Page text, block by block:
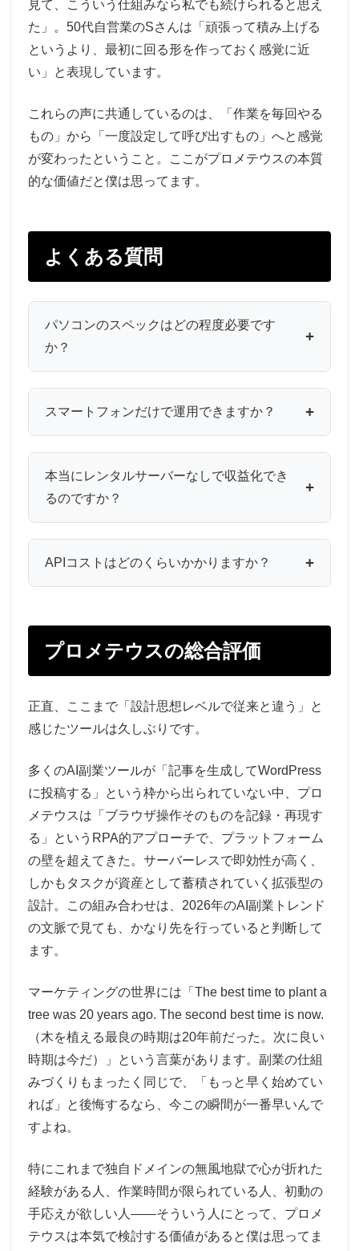
見て、こういう仕組みなら私でも続けられると思え
た」。50代自営業のSさんは「頑張って積み上げる
というより、最初に回る形を作っておく感覚に近
い」と表現しています。
これらの声に共通しているのは、「作業を毎回やる
もの」から「一度設定して呼び出すもの」へと感覚
が変わったということ。ここがプロメテウスの本質
的な価値だと僕は思ってます。
よくある質問
パソコンのスペックはどの程度必要です
か？
スマートフォンだけで運用できますか？
本当にレンタルサーバーなしで収益化でき
るのですか？
APIコストはどのくらいかかりますか？
プロメテウスの総合評価
正直、ここまで「設計思想レベルで従来と違う」と
感じたツールは久しぶりです。
多くのAI副業ツールが「記事を生成してWordPress
に投稿する」という枠から出られていない中、プロ
メテウスは「ブラウザ操作そのものを記録・再現す
る」というRPA的アプローチで、プラットフォーム
の壁を超えてきた。サーバーレスで即効性が高く、
しかもタスクが資産として蓄積されていく拡張型の
設計。この組み合わせは、2026年のAI副業トレンド
の文脈で見ても、かなり先を行っていると判断して
ます。
マーケティングの世界には「The best time to plant a
tree was 20 years ago. The second best time is now.
（木を植える最良の時期は20年前だった。次に良い
時期は今だ）」という言葉があります。副業の仕組
みづくりもまったく同じで、「もっと早く始めてい
れば」と後悔するなら、今この瞬間が一番早いんで
すよね。
特にこれまで独自ドメインの無風地獄で心が折れた
経験がある人、作業時間が限られている人、初動の
手応えが欲しい人——そういう人にとって、プロメ
テウスは本気で検討する価値があると僕は思ってま